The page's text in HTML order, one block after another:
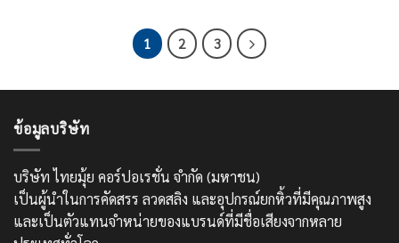
1 2 3
ข้อมูลบริษัท
บริษัท ไทยมุ้ย คอร์ปอเรชั่น จำกัด (มหาชน)
เป็นผู้นำในการคัดสรร ลวดสลิง และอุปกรณ์ยกหิ้วที่มีคุณภาพสูง
และเป็นตัวแทนจำหน่ายของแบรนด์ที่มีชื่อเสียงจากหลาย